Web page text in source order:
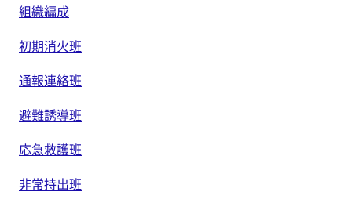
組織編成
初期消火班
通報連絡班
避難誘導班
応急救護班
非常持出班